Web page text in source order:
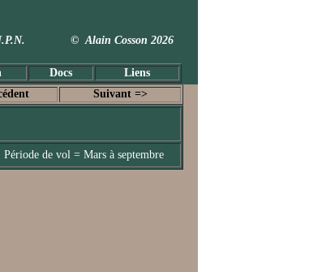
I.N.P.N. © Alain Cosson 2026
Docs Liens
Suivant =>
Période de vol = Mars à septembre